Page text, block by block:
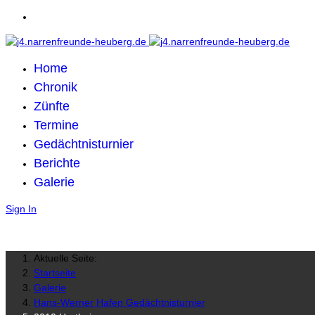
Home
Chronik
Zünfte
Termine
Gedächtnisturnier
Berichte
Galerie
Sign In
Aktuelle Seite:
Startseite
Galerie
Hans-Werner Hafen Gedächtnisturnier